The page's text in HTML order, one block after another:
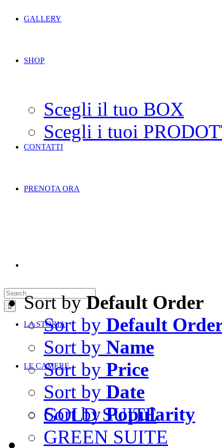
GALLERY
SHOP
Scegli il tuo BOX
Scegli i tuoi
CONTATTI
PRENOTA ORA
for:
LA STORIA
LE CAMERE
GOLD SUITE
GREEN SUITE
Sort byDefault Order
Sort by Default
Sort by Name
Sort by Price
Sort by Date
Sort byPopularity